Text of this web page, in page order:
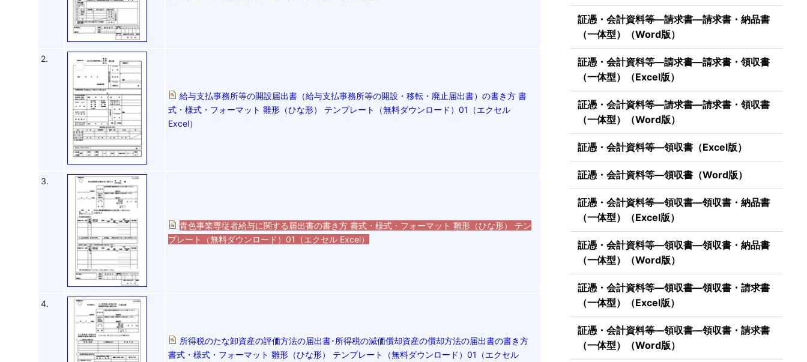
2.
給与支払事務所等の開設届出書（給与支払事務所等の開設・移転・廃止届出書）の書き方 書
式・様式・フォーマット 雛形（ひな形） テンプレート（無料ダウンロード）01（エクセル
Excel）
3.
青色事業専従者給与に関する届出書の書き方 書式・様式・フォーマット 雛形（ひな形） テン
プレート（無料ダウンロード）01（エクセル Excel）
4.
所得税のたな卸資産の評価方法の届出書･所得税の減価償却資産の償却方法の届出書の書き方
書式・様式・フォーマット 雛形（ひな形） テンプレート（無料ダウンロード）01（エクセル
証憑・会計資料等―請求書―請求書・納品書
（一体型）（Word版）
証憑・会計資料等―請求書―請求書・領収書
（一体型）（Excel版）
証憑・会計資料等―請求書―請求書・領収書
（一体型）（Word版）
証憑・会計資料等―領収書（Excel版）
証憑・会計資料等―領収書（Word版）
証憑・会計資料等―領収書―領収書・納品書
（一体型）（Excel版）
証憑・会計資料等―領収書―領収書・納品書
（一体型）（Word版）
証憑・会計資料等―領収書―領収書・請求書
（一体型）（Excel版）
証憑・会計資料等―領収書―領収書・請求書
（一体型）（Word版）